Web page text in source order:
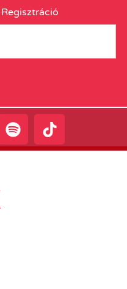
Regisztráció